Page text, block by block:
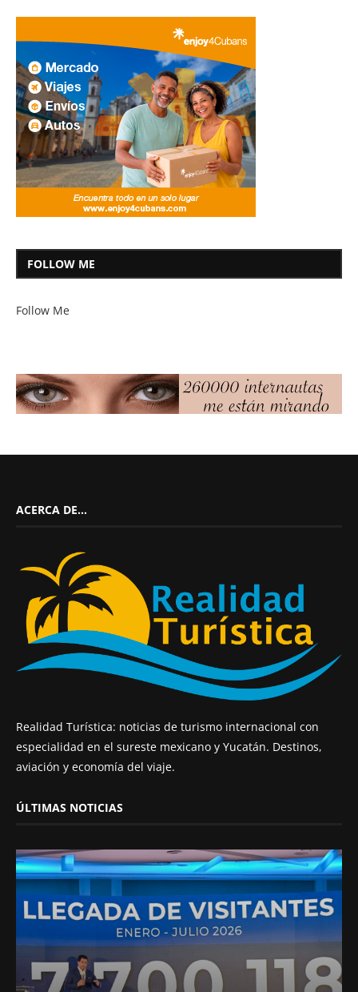
FOLLOW ME
Follow Me
ACERCA DE…
Realidad Turística: noticias de turismo internacional con
especialidad en el sureste mexicano y Yucatán. Destinos,
aviación y economía del viaje.
ÚLTIMAS NOTICIAS